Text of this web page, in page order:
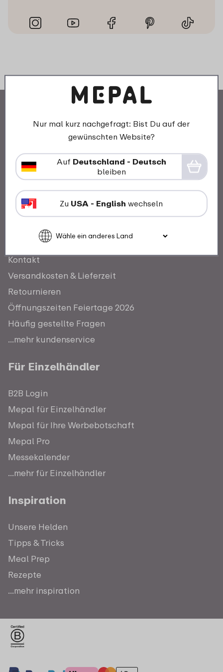
Unsere Geschichte
Mepal und Nachhaltigkeit
Arbeiten bei Mepal
Awards
Kundenservice
Kontakt
Versandkosten & Lieferzeit
Retournieren
Öffnungszeiten Feiertage 2026
Häufig gestellte Fragen
...mehr kundenservice
Für Einzelhändler
B2B Login
Mepal für Einzelhändler
Mepal für Ihre Werbebotschaft
Mepal Pro
Messekalender
...mehr für Einzelhändler
Inspiration
Unsere Helden
Tipps & Tricks
Meal Prep
Rezepte
...mehr inspiration
Nur mal kurz nachgefragt: Bist Du auf der
gewünschten Website?
Auf Deutschland - Deutsch
bleiben
Zu USA - English wechseln